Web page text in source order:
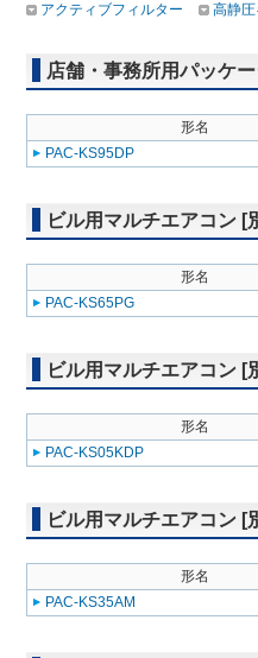
アクティブフィルター
高静圧
店舗・事務所用パッケ
形名
PAC-KS95DP
ビル用マルチエアコン [
形名
PAC-KS65PG
ビル用マルチエアコン [
形名
PAC-KS05KDP
ビル用マルチエアコン [
形名
PAC-KS35AM